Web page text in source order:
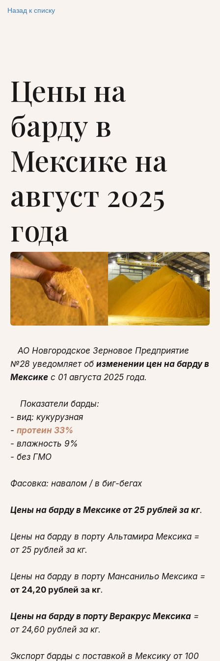
Назад к списку
Цены на
барду в
Мексике на
август 2025
года
АО Новгородское Зерновое Предприятие
№28 уведомляет об изменении цен на барду в
Мексике с 01 августа 2025 года.
Показатели барды:
- вид: кукурузная
- протеин 33%
- влажность 9%
- без ГМО
Фасовка: навалом / в биг-бегах
Цены на барду в Мексике от 25 рублей за кг.
Цены на барду в порту Альтамира Мексика =
от 25 рублей за кг.
Цены на барду в порту Мансанильо Мексика =
от 24,20 рублей за кг.
Цены на барду в порту Веракрус Мексика =
от 24,60 рублей за кг.
Экспорт барды с поставкой в Мексику от 100